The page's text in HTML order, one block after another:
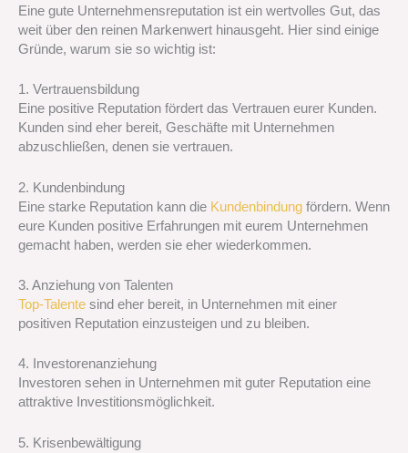
Eine gute Unternehmensreputation ist ein wertvolles Gut, das
weit über den reinen Markenwert hinausgeht. Hier sind einige
Gründe, warum sie so wichtig ist:
1. Vertrauensbildung
Eine positive Reputation fördert das Vertrauen eurer Kunden.
Kunden sind eher bereit, Geschäfte mit Unternehmen
abzuschließen, denen sie vertrauen.
2. Kundenbindung
Eine starke Reputation kann die Kundenbindung fördern. Wenn
eure Kunden positive Erfahrungen mit eurem Unternehmen
gemacht haben, werden sie eher wiederkommen.
3. Anziehung von Talenten
Top-Talente sind eher bereit, in Unternehmen mit einer
positiven Reputation einzusteigen und zu bleiben.
4. Investorenanziehung
Investoren sehen in Unternehmen mit guter Reputation eine
attraktive Investitionsmöglichkeit.
5. Krisenbewältigung